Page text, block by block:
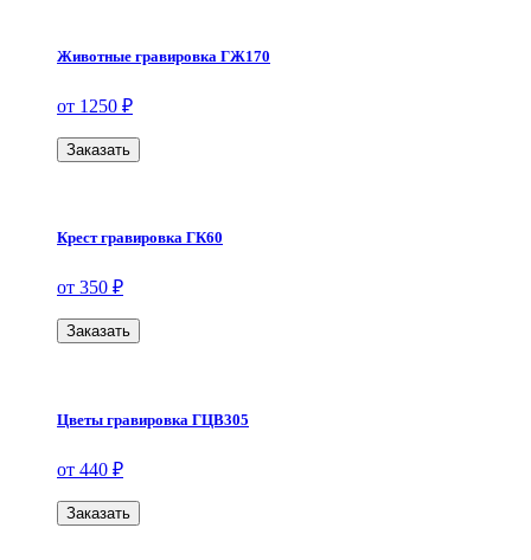
Животные гравировка ГЖ170
от 1250 ₽
Заказать
Крест гравировка ГК60
от 350 ₽
Заказать
Цветы гравировка ГЦВ305
от 440 ₽
Заказать